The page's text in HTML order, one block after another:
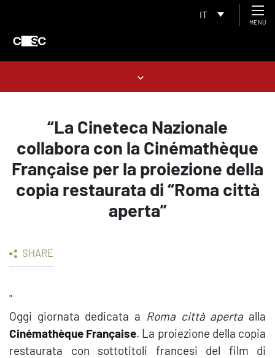
IT
MENU
“La Cineteca Nazionale
collabora con la Cinémathèque
Française per la proiezione della
copia restaurata di “Roma città
aperta”
SHARE
"
Oggi giornata dedicata a Roma città apertaalla
Cinémathèque Française. La proiezione della copia
restaurata con sottotitoli francesi del film di